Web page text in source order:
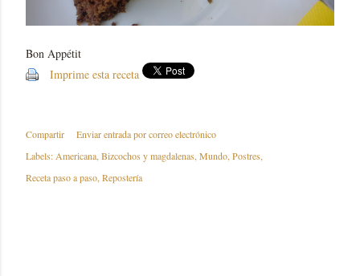
Bon Appétit
Imprime esta receta
Compartir
Enviar entrada por correo electrónico
Labels:Americana Bizcochos y magdalenas Mundo Postres
Receta paso a paso Repostería